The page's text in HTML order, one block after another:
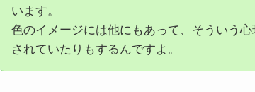
います。
色のイメージには他にもあって、そういう
されていたりもするんですよ。